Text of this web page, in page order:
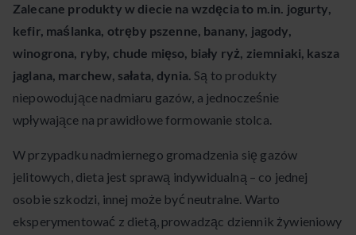
Zalecane produkty w diecie na wzdęcia to m.in. jogurty,
kefir, maślanka, otręby pszenne, banany, jagody,
winogrona, ryby, chude mięso, biały ryż, ziemniaki, kasza
jaglana, marchew, sałata, dynia.Są to produkty
niepowodujące nadmiaru gazów, a jednocześnie
wpływające na prawidłowe formowanie stolca.
W przypadku nadmiernego gromadzenia się gazów
jelitowych, dieta jest sprawą indywidualną – co jednej
osobie szkodzi, innej może być neutralne. Warto
eksperymentować z dietą, prowadząc dziennik żywieniowy